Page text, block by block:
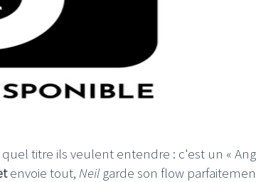
titre ils veulent entendre : c'est un «
envoie tout, Neilgarde son flow